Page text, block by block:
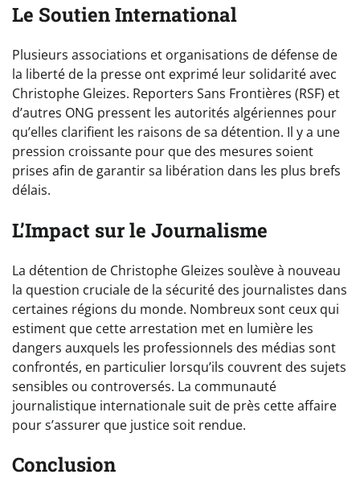
Le Soutien International
Plusieurs associations et organisations de défense de
la liberté de la presse ont exprimé leur solidarité avec
Christophe Gleizes. Reporters Sans Frontières (RSF) et
d’autres ONG pressent les autorités algériennes pour
qu’elles clarifient les raisons de sa détention. Il y a une
pression croissante pour que des mesures soient
prises afin de garantir sa libération dans les plus brefs
délais.
L’Impact sur le Journalisme
La détention de Christophe Gleizes soulève à nouveau
la question cruciale de la sécurité des journalistes dans
certaines régions du monde. Nombreux sont ceux qui
estiment que cette arrestation met en lumière les
dangers auxquels les professionnels des médias sont
confrontés, en particulier lorsqu’ils couvrent des sujets
sensibles ou controversés. La communauté
journalistique internationale suit de près cette affaire
pour s’assurer que justice soit rendue.
Conclusion